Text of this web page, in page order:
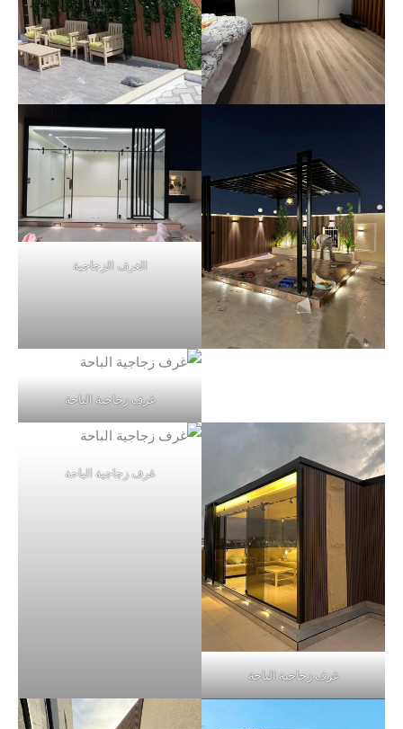
الغرف الزجاجية
غرف زجاجية الباحة
غرف زجاجية الباحة
غرف زجاجية الباحة